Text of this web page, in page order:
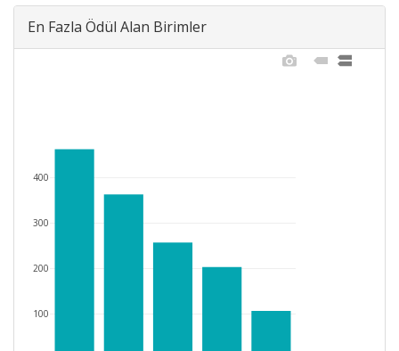
En Fazla Ödül Alan Birimler
100
200
300
400